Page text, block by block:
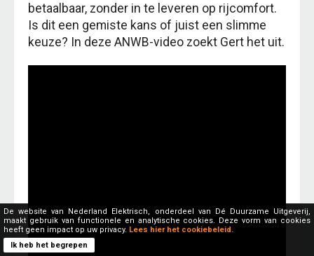
betaalbaar, zonder in te leveren op rijcomfort.
Is dit een gemiste kans of juist een slimme
keuze? In deze ANWB-video zoekt Gert het uit.
De website van Nederland Elektrisch, onderdeel van Dé Duurzame Uitgeverij,
maakt gebruik van functionele en analytische cookies. Deze vorm van cookies
heeft geen impact op uw privacy. Lees hier het cookiebeleid.
Ik heb het begrepen